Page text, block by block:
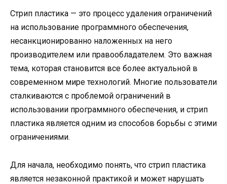
Стрип пластика — это процесс удаления ограничений
на использование программного обеспечения,
несанкционированно наложенных на него
производителем или правообладателем. Это важная
тема, которая становится все более актуальной в
современном мире технологий. Многие пользователи
сталкиваются с проблемой ограничений в
использовании программного обеспечения, и стрип
пластика является одним из способов борьбы с этими
ограничениями.
Для начала, необходимо понять, что стрип пластика
является незаконной практикой и может нарушать